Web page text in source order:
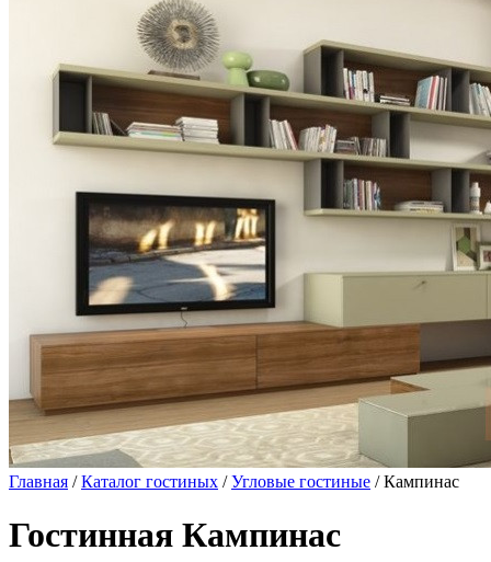
Главная /Каталог гостиных /Угловые гостиные / Кампинас
Гостинная Кампинас